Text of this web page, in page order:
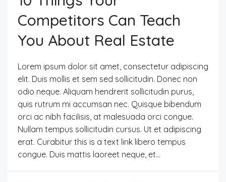
Competitors Can Teach
You About Real Estate
Lorem ipsum dolor sit amet, consectetur adipiscing
elit. Duis mollis et sem sed sollicitudin. Donec non
odio neque. Aliquam hendrerit sollicitudin purus,
quis rutrum mi accumsan nec. Quisque bibendum
orci ac nibh facilisis, at malesuada orci congue.
Nullam tempus sollicitudin cursus. Ut et adipiscing
erat. Curabitur this is a text link libero tempus
congue. Duis mattis laoreet neque, et...